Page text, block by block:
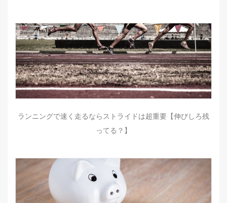
ランニングで速く走るならストライドは超重要【伸びしろ残
ってる？】